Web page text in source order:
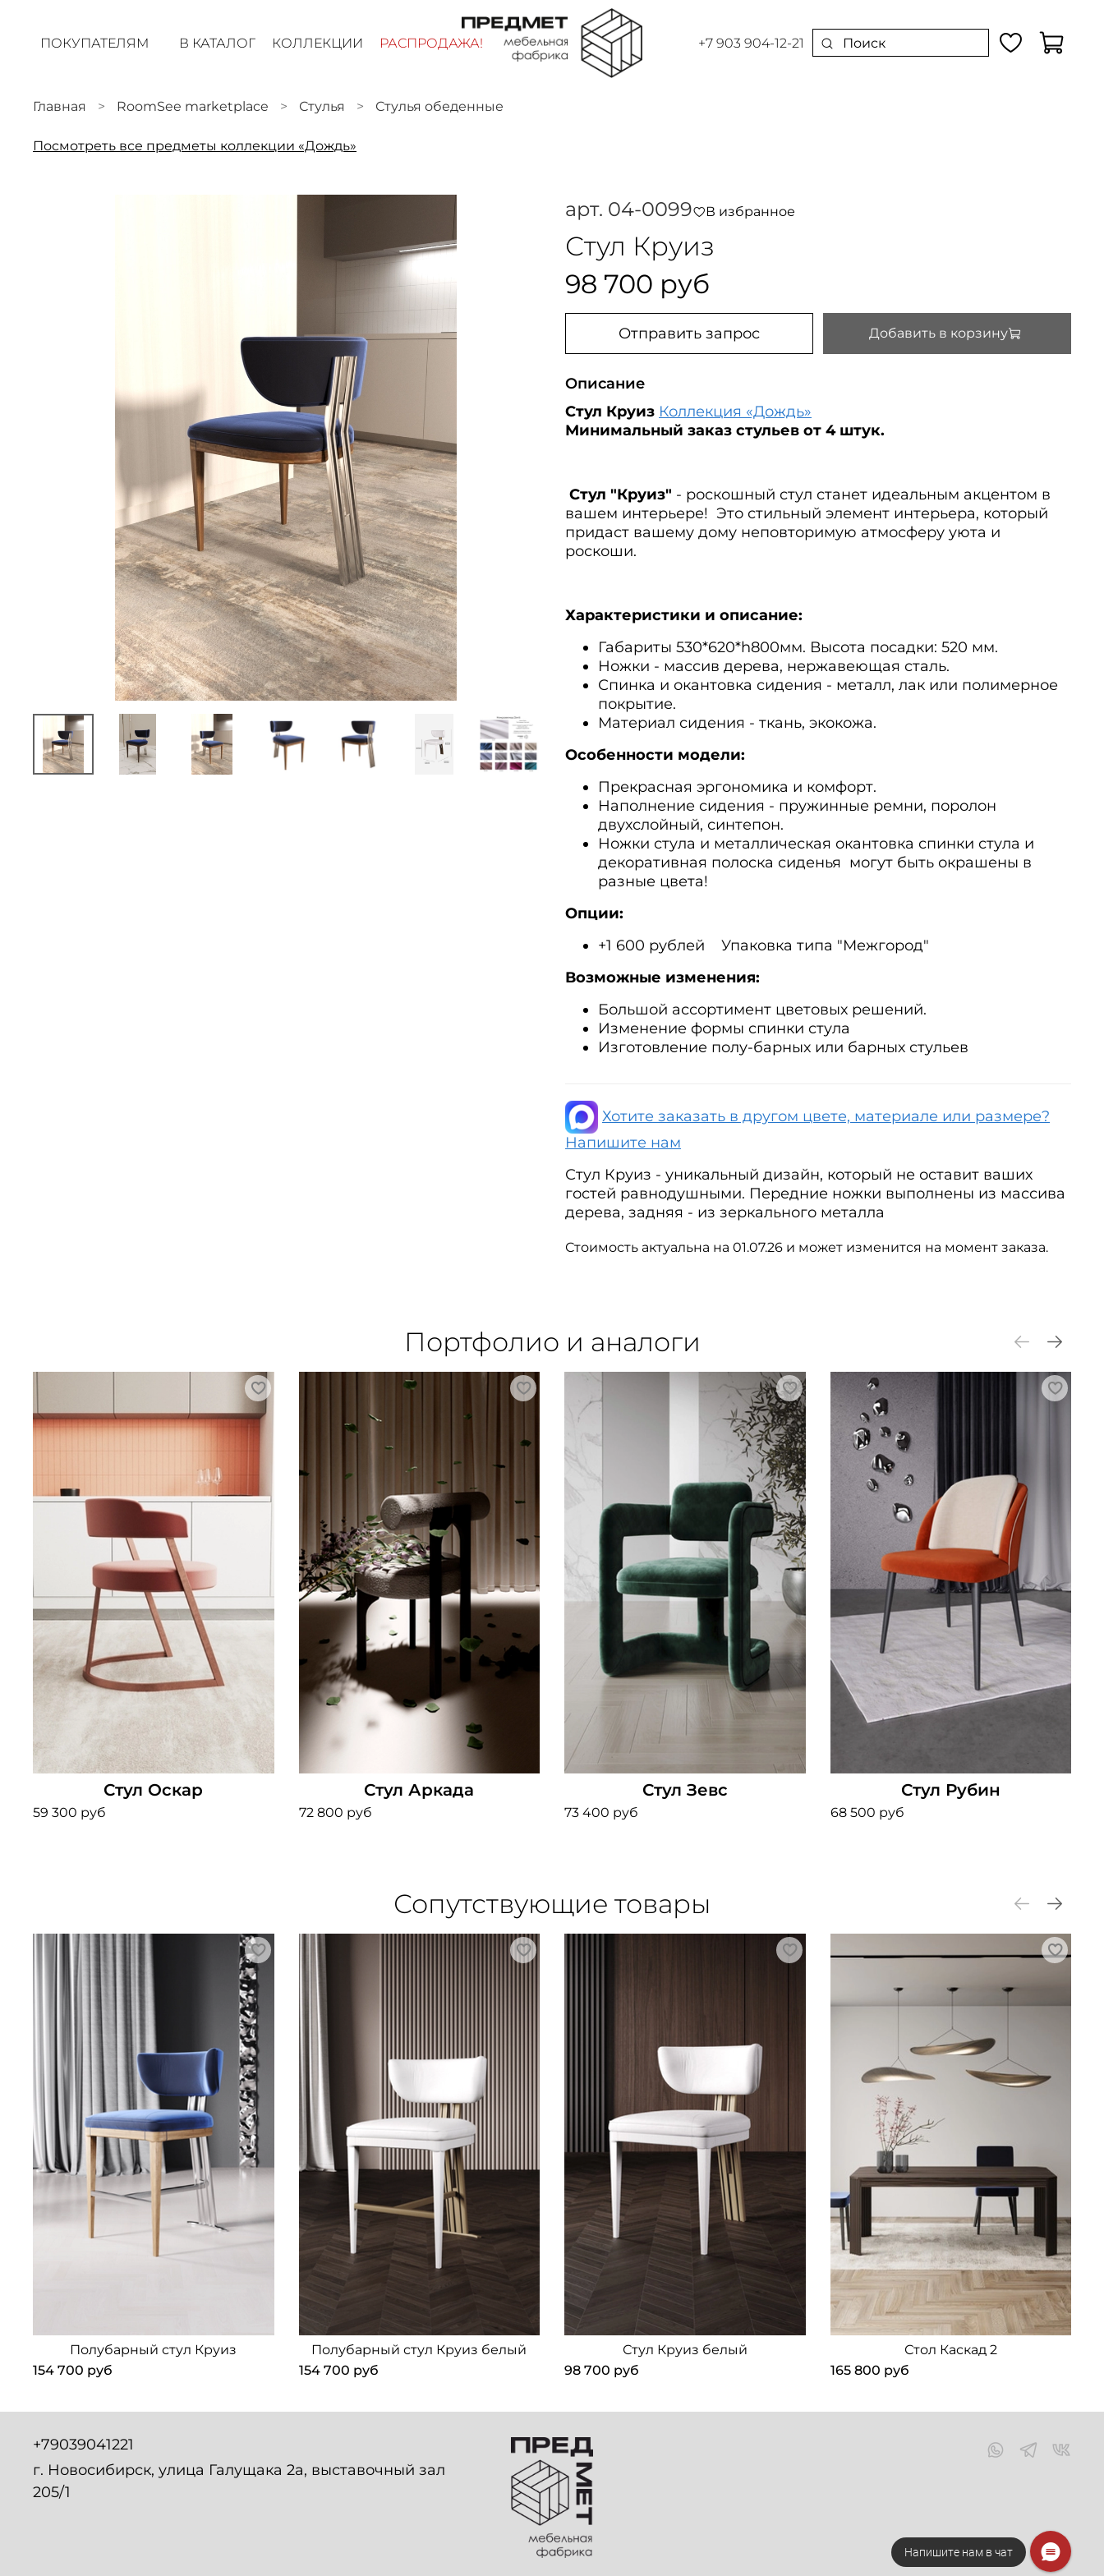
+7 903 904-12-21
ПОКУПАТЕЛЯМ В КАТАЛОГ КОЛЛЕКЦИИ РАСПРОДАЖА!
Главная RoomSee marketplace Стулья Стулья обеденные
Посмотреть все предметы коллекции «Дождь»
арт. 04-0099 В избранное
Стул Круиз
98 700 руб
Отправить запрос Добавить в корзину
Описание
Стул Круиз Коллекция «Дождь»
Минимальный заказ стульев от 4 штук.
Стул "Круиз" - роскошный стул станет идеальным акцентом в
вашем интерьере! Это стильный элемент интерьера, который
придаст вашему дому неповторимую атмосферу уюта и
роскоши.
Характеристики и описание:
Габариты 530*620*h800мм. Высота посадки: 520 мм.
Ножки - массив дерева, нержавеющая сталь.
Спинка и окантовка сидения - металл, лак или полимерное
покрытие.
Материал сидения - ткань, экокожа.
Особенности модели:
Прекрасная эргономика и комфорт.
Наполнение сидения - пружинные ремни, поролон
двухслойный, синтепон.
Ножки стула и металлическая окантовка спинки стула и
декоративная полоска сиденья могут быть окрашены в
разные цвета!
Опции:
+1 600 рублей Упаковка типа "Межгород"
Возможные изменения:
Большой ассортимент цветовых решений.
Изменение формы спинки стула
Изготовление полу-барных или барных стульев
Хотите заказать в другом цвете, материале или размере?
Напишите нам
Стул Круиз - уникальный дизайн, который не оставит ваших
гостей равнодушными. Передние ножки выполнены из массива
дерева, задняя - из зеркального металла
Стоимость актуальна на 01.07.26 и может изменится на момент заказа.
Портфолио и аналоги
Стул Оскар
59 300 руб
Стул Аркада
72 800 руб
Стул Зевс
73 400 руб
Стул Рубин
68 500 руб
Сопутствующие товары
Полубарный стул Круиз
154 700 руб
Полубарный стул Круиз белый
154 700 руб
Стул Круиз белый
98 700 руб
Стол Каскад 2
165 800 руб
+79039041221
г. Новосибирск, улица Галущака 2а, выставочный зал
205/1
Напишите нам в чат